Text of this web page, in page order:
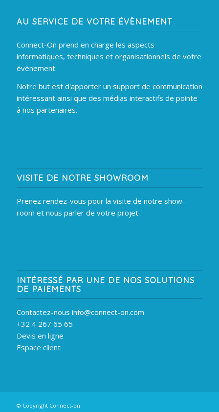
AU SERVICE DE VOTRE ÉVÈNEMENT
Connect-On prend en charge les aspects
informatiques, techniques et organisationnels de votre
évènement.
Notre but est d'apporter un support de communication
intéressant ainsi que des médias interactifs de pointe
à nos partenaires.
VISITE DE NOTRE SHOWROOM
Prenez rendez-vous pour la visite de notre show-
room et nous parler de votre projet.
INTÉRESSÉ PAR UNE DE NOS SOLUTIONS
DE PAIEMENTS
Contactez-nous info@connect-on.com
+32 4 267 65 65
Devis en ligne
Espace client
© Copyright Connect-on